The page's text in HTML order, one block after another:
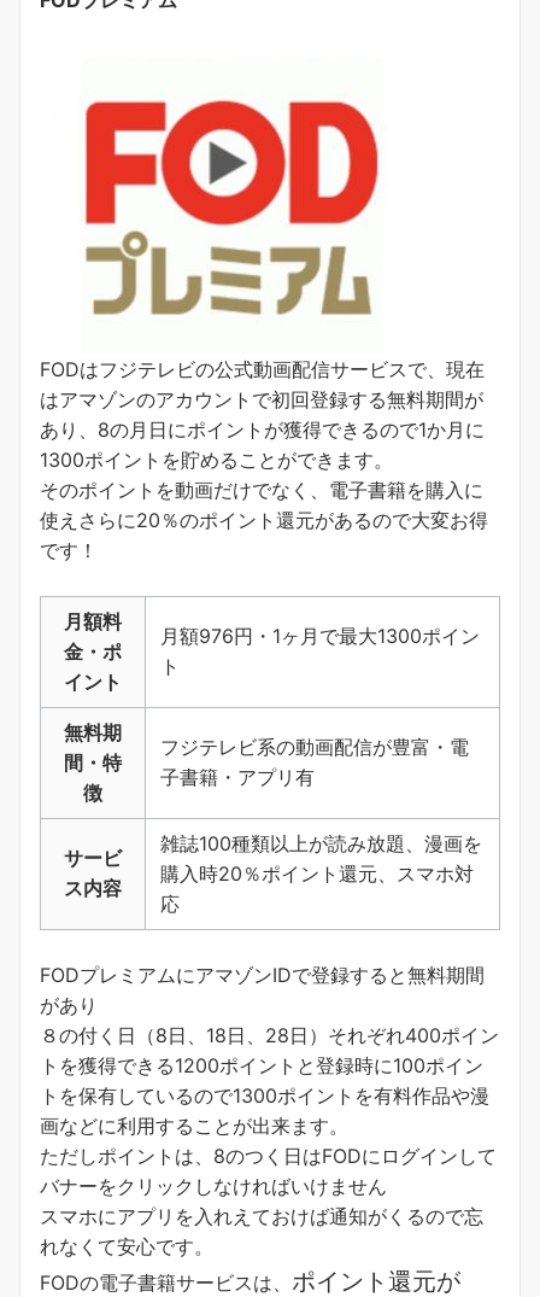
FODはフジテレビの公式動画配信サービスで、現在
はアマゾンのアカウントで初回登録する無料期間が
あり、8の月日にポイントが獲得できるので1か月に
1300ポイントを貯めることができます。
そのポイントを動画だけでなく、電子書籍を購入に
使えさらに20％のポイント還元があるので大変お得
です！
月額料
金・ポ
イント
月額976円・1ヶ月で最大1300ポイン
ト
無料期
間・特
徴
フジテレビ系の動画配信が豊富・電
子書籍・アプリ有
サービ
ス内容
雑誌100種類以上が読み放題、漫画を
購入時20％ポイント還元、スマホ対
応
FODプレミアムにアマゾンIDで登録すると無料期間
があり
８の付く日（8日、18日、28日）それぞれ400ポイン
トを獲得できる1200ポイントと登録時に100ポイン
トを保有しているので1300ポイントを有料作品や漫
画などに利用することが出来ます。
ただしポイントは、8のつく日はFODにログインして
バナーをクリックしなければいけません
スマホにアプリを入れえておけば通知がくるので忘
れなくて安心です。
FODの電子書籍サービスは、 ポイント還元が